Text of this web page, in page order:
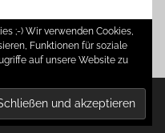
von ThemeZee.
;-) Wir verwenden Cookies,
Funktionen für soziale
auf unsere Website zu